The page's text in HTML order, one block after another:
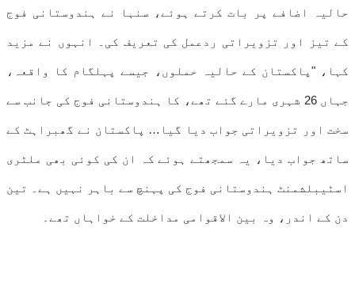
حالیہ اضافے پر بات کرتے ہوئے، سنہا نے ہندوستانی فوج
کے تیز اور تزویراتی ردعمل کی تعریف کی۔ انہوں نے مزید
کہا، "پاکستان کے حالیہ حملوں، جیسے پہلگام کا واقعہ،
جہاں 26 شہری مارے گئے تھے، کا ہندوستانی فوج کی جانب سے
سخت اور تزویراتی جواب دیا گیا… پاکستان نے گھبراہٹ کے
ساتھ جواب دیا، یہ سمجھتے ہوئے کہ ان کی کوئی بھی ملٹری
اسٹیبلشمنٹ ہندوستانی فوج کی پہنچ سے باہر نہیں ہے۔ تین
دن کے اندر، وہ بین الاقوامی مداخلت کے خواہاں تھے۔